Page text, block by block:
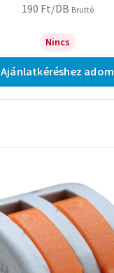
190 Ft/DB Bruttó
Nincs
Ajánlatkéréshez adom